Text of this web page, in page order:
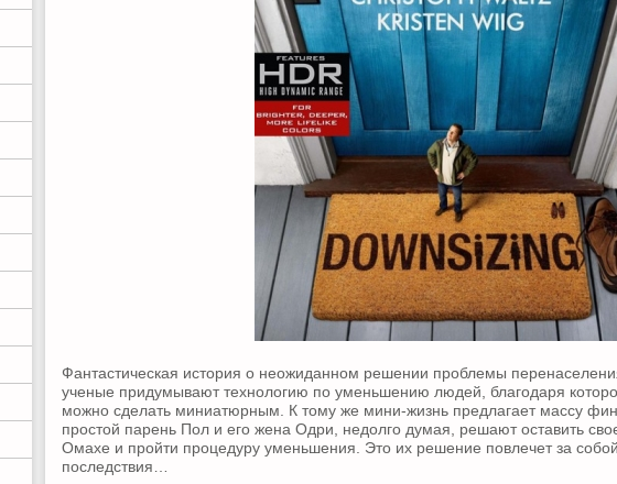
Фантастическая история о неожиданном решении проблемы
ученые придумывают технологию по уменьшению людей, благодаря
можно сделать миниатюрным. К тому же мини-жизнь предлагает массу
простой парень Пол и его жена Одри, недолго думая, решают оставить
Омахе и пройти процедуру уменьшения. Это их решение повлечет за
последствия…